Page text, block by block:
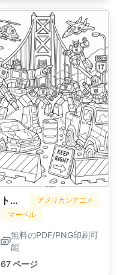
トランスフォーマー
アメリカンアニメ
マーベル
無料のPDF/PNG印刷可
能
67 ページ